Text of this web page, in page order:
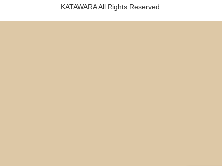
KATAWARA All Rights Reserved.